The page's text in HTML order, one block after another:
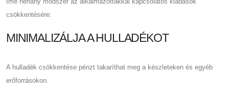
csökkentésére:
MINIMALIZÁLJA A HULLADÉKOT
A hulladék csökkentése pénzt takaríthat meg a készleteken és egyéb
erőforrásokon.